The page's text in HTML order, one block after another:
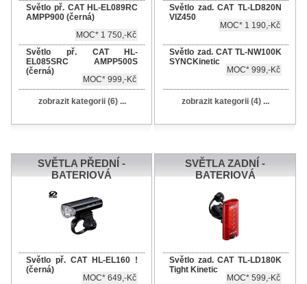
Světlo př. CAT HL-EL089RC
AMPP900 (černá)
MOC* 1 750,-Kč
Světlo př. CAT HL-
EL085SRC AMPP500S
(černá)
MOC* 999,-Kč
zobrazit kategorii (6) ...
Světlo zad. CAT TL-LD820N
VIZ450
MOC* 1 190,-Kč
Světlo zad. CAT TL-NW100K
SYNCKinetic
MOC* 999,-Kč
zobrazit kategorii (4) ...
SVĚTLA PŘEDNÍ -
BATERIOVÁ
Světlo př. CAT HL-EL160 !
(černá)
MOC* 649,-Kč
SVĚTLA ZADNÍ -
BATERIOVÁ
Světlo zad. CAT TL-LD180K
Tight Kinetic
MOC* 599,-Kč